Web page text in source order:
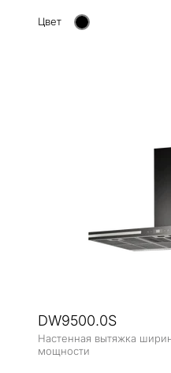
Цвет
DW9500.0S
Настенная вытяжка
мощности